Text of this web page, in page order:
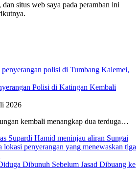
situs web saya pada peramban ini
Polisi di Katingan Kembali
2026
kembali menangkap dua terduga…
Dibunuh Sebelum Jasad Dibuang ke